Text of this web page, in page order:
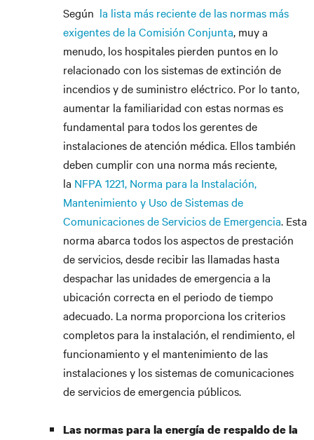
Según la lista más reciente de las normas más
exigentes de la Comisión Conjunta, muy a
menudo, los hospitales pierden puntos en lo
relacionado con los sistemas de extinción de
incendios y de suministro eléctrico. Por lo tanto,
aumentar la familiaridad con estas normas es
fundamental para todos los gerentes de
instalaciones de atención médica. Ellos también
deben cumplir con una norma más reciente,
la NFPA 1221, Norma para la Instalación,
Mantenimiento y Uso de Sistemas de
Comunicaciones de Servicios de Emergencia. Esta
norma abarca todos los aspectos de prestación
de servicios, desde recibir las llamadas hasta
despachar las unidades de emergencia a la
ubicación correcta en el periodo de tiempo
adecuado. La norma proporciona los criterios
completos para la instalación, el rendimiento, el
funcionamiento y el mantenimiento de las
instalaciones y los sistemas de comunicaciones
de servicios de emergencia públicos.
Las normas para la energía de respaldo de la